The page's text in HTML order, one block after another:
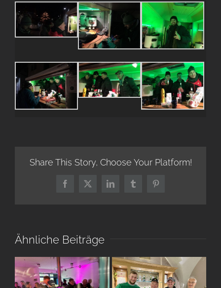
Share This Story, Choose Your Platform!
Facebook
X LinkedInTumblrPinterest
Ähnliche Beiträge